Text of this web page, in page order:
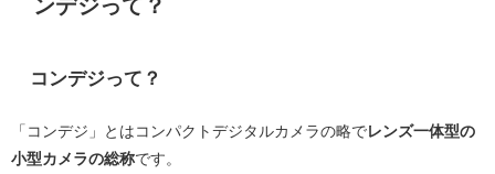
ンデジって？
コンデジって？
「コンデジ」とはコンパクトデジタルカメラの略でレンズ一体型の
小型カメラの総称です。